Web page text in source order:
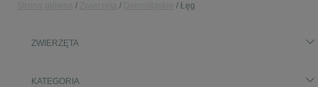
Łęg
ZWIERZĘTA
KATEGORIA